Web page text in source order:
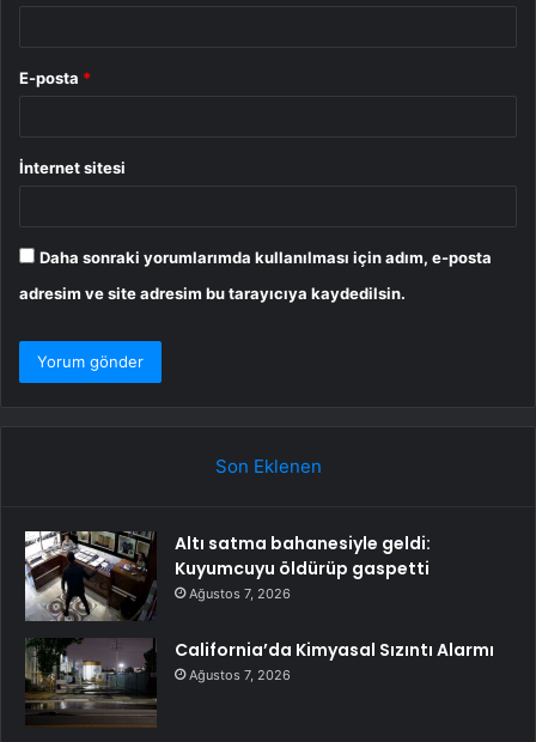
E-posta *
İnternet sitesi
Daha sonraki yorumlarımda kullanılması için adım, e-posta
adresim ve site adresim bu tarayıcıya kaydedilsin.
Son Eklenen
Altı satma bahanesiyle geldi:
Kuyumcuyu öldürüp gaspetti
Ağustos 7, 2026
California’da Kimyasal Sızıntı Alarmı
Ağustos 7, 2026